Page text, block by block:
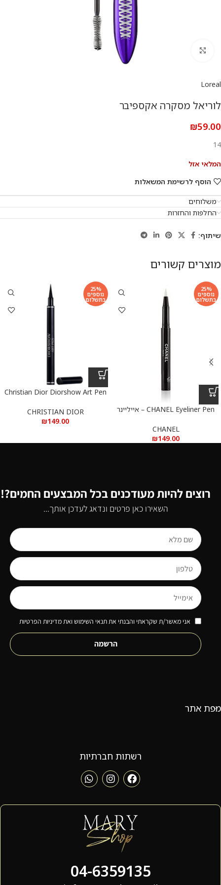
Loreal
לוריאל מסקרה אקספיבר
₪59.00
14
המלאי אזל
הוסף לרשימת המשאלות
משלוחים
החלפות והחזרות
שיתוף:
מוצרים קשורים
25%
נוספים
בתשלום
CHANEL Eyeliner Pen – אייליינר
CHANEL
₪149.00
25%
נוספים
בתשלום
Christian Dior Diorshow Art Pen
שואו עיפרון ציור איילנייר שחור
CHRISTIAN DIOR
₪149.00
רוצים להיות מעודכנים בכל המבצעים החמים?!
השאירו כאן פרטים ונדאג לעדכן אותך...
אני מאשר/ת שקראתי והבנתי את תנאי השימוש ואת מדיניות הפרטיות
הרשמה
מפת אתר
רשתות חברתיות
04-6359135